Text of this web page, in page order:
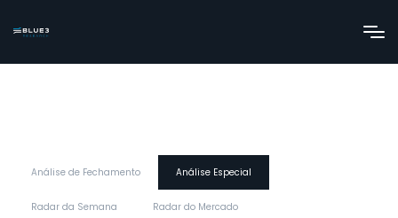
Análise de Fechamento Análise Especial
Radar da Semana Radar do Mercado